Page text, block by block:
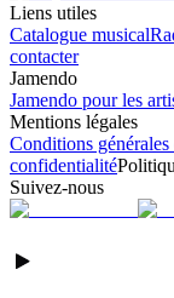
Liens utiles
Catalogue musical
contacter
Jamendo
Jamendo pour les
Mentions légales
Conditions
confidentialité
Suivez-nous